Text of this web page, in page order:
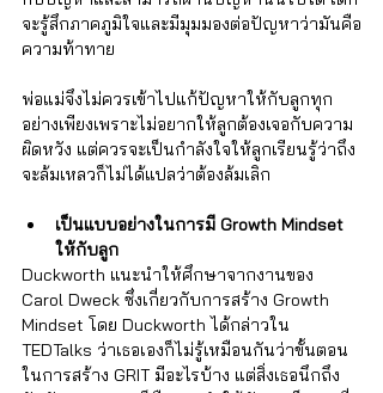
จะรู้สึกภาคภูมิใจและมีมุมมองต่อปัญหาว่ามันคือ
ความท้าทาย
พ่อแม่จึงไม่ควรเข้าไปแก้ปัญหาให้กับลูกทุก
อย่างเพียงเพราะไม่อยากให้ลูกต้องเจอกับความ
ผิดหวัง แต่ควรจะเป็นกำลังใจให้ลูกเรียนรู้ว่าถึง
จะล้มเหลวก็ไม่ได้แปลว่าต้องล้มเลิก
เป็นแบบอย่างในการมี Growth Mindset
ให้กับลูก
Duckworth แนะนำให้ศึกษาจากงานของ
Carol Dweck ซึ่งเกี่ยวกับการสร้าง Growth
Mindset โดย Duckworth ได้กล่าวใน
TEDTalks ว่าเธอเองก็ไม่รู้เหมือนกันว่าขั้นตอน
ในการสร้าง GRIT มีอะไรบ้าง แต่สิ่งเธอนึกถึง